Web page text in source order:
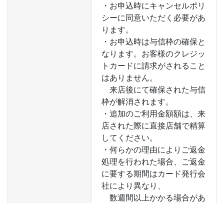
・お申込時にキャンセルポリ
シーに同意いただく必要があ
ります。
・お申込時は与信枠の確保と
なります。お客様のクレジッ
トカードに請求がされること
はありません。
来店後にて確保された与信
枠が解消されます。
・追加のご利用金額額は、来
店された際に直接店舗で精算
してください。
・何らかの理由によりご返金
処理を行われた場合、ご返金
に要する期間はカード発行会
社により異なり、
数週間以上かかる場合があ